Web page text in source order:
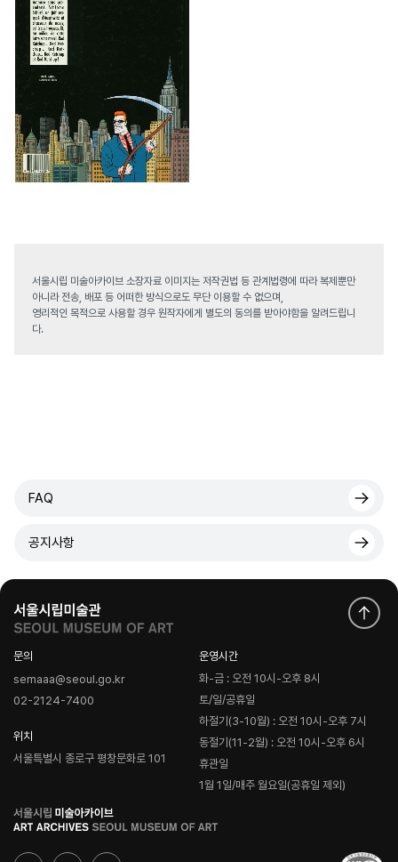
서울시립 미술아카이브 소장자료 이미지는 저작권법 등 관계법령에 따라 복제뿐만
아니라 전송, 배포 등 어떠한 방식으로도 무단 이용할 수 없으며,
영리적인 목적으로 사용할 경우 원작자에게 별도의 동의를 받아야함을 알려드립니
다.
FAQ
공지사항
문의
semaaa@seoul.go.kr
02-2124-7400
위치
서울특별시 종로구 평창문화로 101
운영시간
화-금 : 오전 10시-오후 8시
토/일/공휴일
하절기(3-10월) : 오전 10시-오후 7시
동절기(11-2월) : 오전 10시-오후 6시
휴관일
1월 1일/매주 월요일(공휴일 제외)
로
고